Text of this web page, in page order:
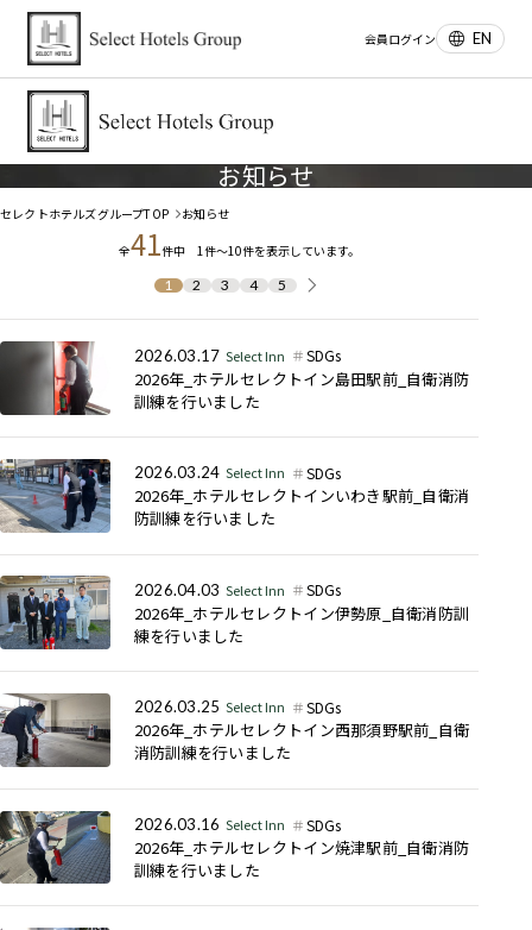
EN
会員ログイン
お知らせ
セレクトホテルズグループTOP お知らせ
全41件中 1件～10件を表示しています。
1
2 3 4 5
2026.03.17 Select Inn SDGs
2026年_ホテルセレクトイン島田駅前_自衛消防
訓練を行いました
2026.03.24 Select Inn SDGs
2026年_ホテルセレクトインいわき駅前_自衛消
防訓練を行いました
2026.04.03 Select Inn SDGs
2026年_ホテルセレクトイン伊勢原_自衛消防訓
練を行いました
2026.03.25 Select Inn SDGs
2026年_ホテルセレクトイン西那須野駅前_自衛
消防訓練を行いました
2026.03.16 Select Inn SDGs
2026年_ホテルセレクトイン焼津駅前_自衛消防
訓練を行いました